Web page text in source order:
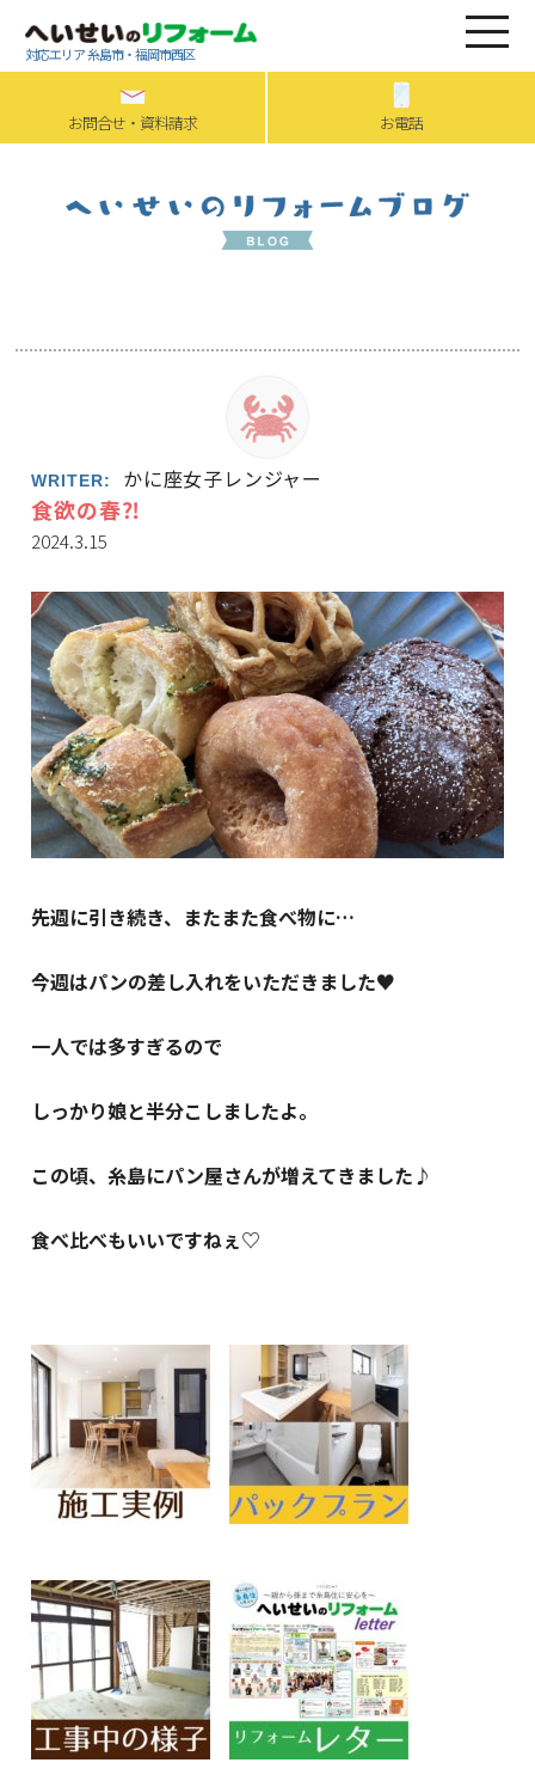
対応エリア 糸島市・福岡市西区
お問合せ・資料請求 お電話
WRITER: かに座女子レンジャー
食欲の春⁈
2024.3.15
先週に引き続き、またまた食べ物に…
今週はパンの差し入れをいただきました♥
一人では多すぎるので
しっかり娘と半分こしましたよ。
この頃、糸島にパン屋さんが増えてきました♪
食べ比べもいいですねぇ♡